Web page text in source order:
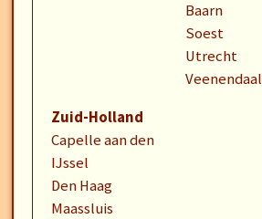
Baarn
Soest
Utrecht
Veenendaal
Zuid-Holland
Capelle aan den
IJssel
Den Haag
Maassluis